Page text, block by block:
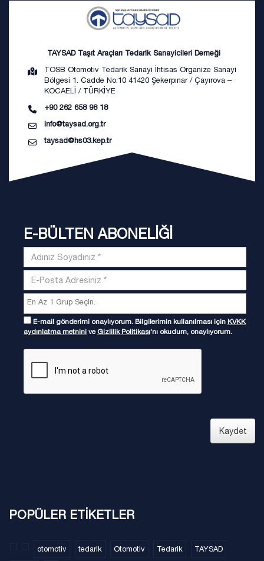
TAYSAD Taşıt Araçları Tedarik Sanayicileri Derneği
TOSB Otomotiv Tedarik Sanayi İhtisas Organize Sanayi
Bölgesi 1. Cadde No:10 41420 Şekerpınar / Çayırova –
KOCAELİ / TÜRKİYE
+90 262 658 98 18
info@taysad.org.tr
taysad@hs03.kep.tr
E-BÜLTEN ABONELİĞİ
E-mail gönderimi onaylıyorum. Bilgilerimin kullanılması için KVKK
aydınlatma metnini ve Gizlilik Politikası'nı okudum, onaylıyorum.
Kaydet
POPÜLER ETİKETLER
otomotiv tedarik Otomotiv Tedarik TAYSAD